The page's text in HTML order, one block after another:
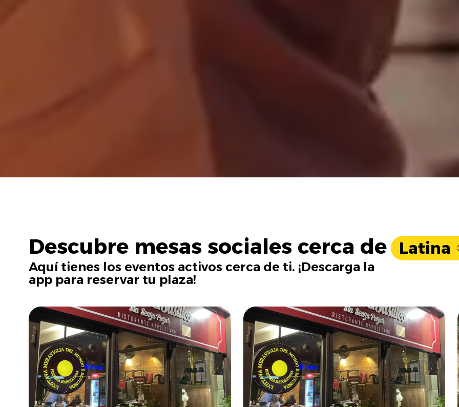
Descubre mesas sociales cerca de Latina
Aquí tienes los eventos activos cerca de ti. ¡Descarga la
app para reservar tu plaza!